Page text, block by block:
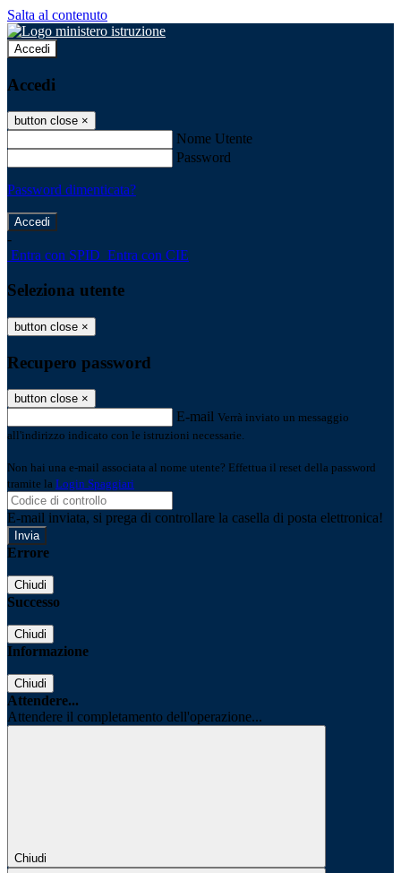
Salta al contenuto
Accedi
Accedi
button close ×
Nome Utente
Password
Password dimenticata?
-
Entra con SPID Entra con CIE
Seleziona utente
button close ×
Recupero password
button close ×
E-mail Verrà inviato un messaggio
all'indirizzo indicato con le istruzioni necessarie.
Non hai una e-mail associata al nome utente? Effettua il reset della password
tramite la Login Spaggiari
E-mail inviata, si prega di controllare la casella di posta elettronica!
Errore
Chiudi
Successo
Chiudi
Informazione
Chiudi
Attendere...
Attendere il completamento dell'operazione...
Chiudi